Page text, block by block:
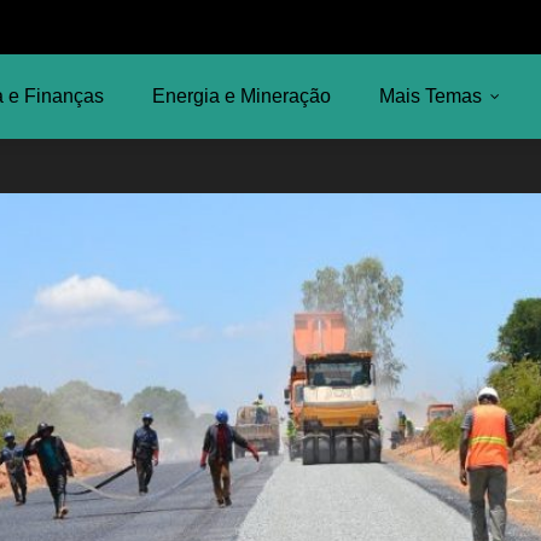
e Finanças Energia e Mineração Mais Temas